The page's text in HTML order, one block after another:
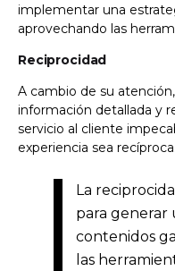
implementar una
aprovechando las
Reciprocidad
A cambio de su
información detallada y
servicio al cliente
experiencia sea recíproca.
La
para generar
contenidos
las